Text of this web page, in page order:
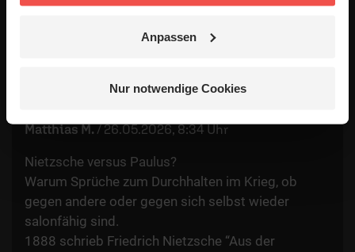
Anpassen
Nur notwendige Cookies
Verfasser wieder. Der ERF übernimmt keine Gewähr für die
Matthias M./26.05.2026, 8:34 Uhr
Nietzsche versus Paulus?
Warum Sprüche zum Durchhalten im Krieg, ob
gegen andere oder gegen sich selbst wieder
salonfähig sind.
1888 schrieb Friedrich Nietzsche “Aus der